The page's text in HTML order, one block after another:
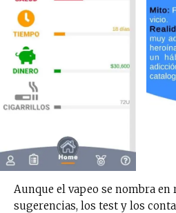
Aunque el vapeo se nombra en
sugerencias, los test y los